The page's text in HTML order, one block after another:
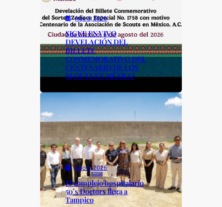
k Ago 6, 2026
SIGUE EN VIVO
DEVELACIÓN DEL
BILLETE
CONMEMORATIVO DEL
CENTENARIO DE LOS
SCOUTS EN MÉXICO
Ago 6, 2026
El complejo hospitalario
50’s Doctors llega a
Tampico